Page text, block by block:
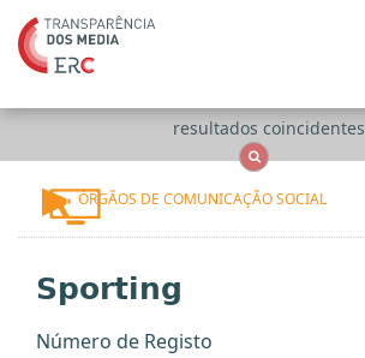
resultados coincidentes
ÓRGÃOS DE COMUNICAÇÃO SOCIAL
Sporting
Número de Registo